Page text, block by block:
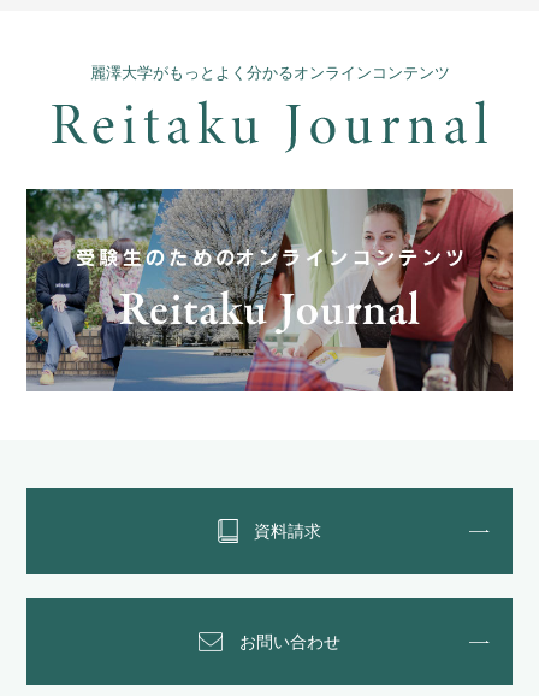
麗澤大学がもっとよく分かるオンラインコンテンツ
資料請求
お問い合わせ